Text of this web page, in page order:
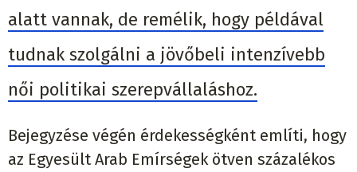
alatt vannak, de remélik, hogy példával
tudnak szolgálni a jövőbeli intenzívebb
női politikai szerepvállaláshoz.
Bejegyzése végén érdekességként említi, hogy
az Egyesült Arab Emírségek ötven százalékos